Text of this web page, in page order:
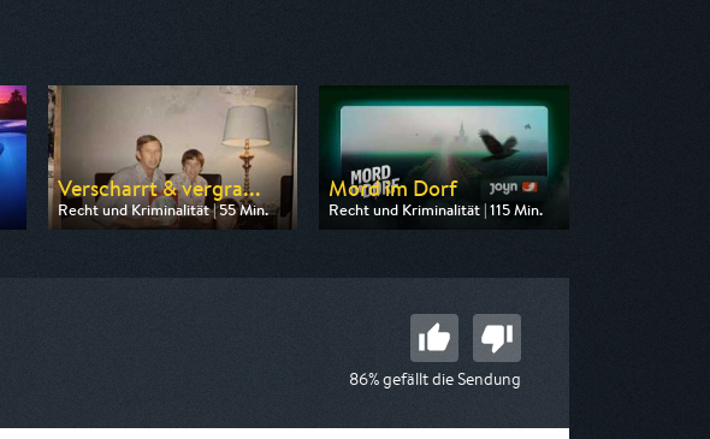
Verscharrt & vergra...
Recht und Kriminalität | 55 Min.
Ausgestrahlt von SAT.1 Gold
Mord im Dorf
Recht und Kriminalität | 115 Min.
Ausgestrahlt von SAT.1 Gold
86% gefällt die Sendung